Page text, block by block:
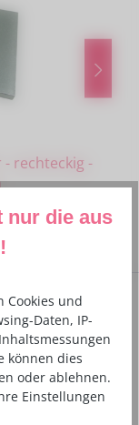
rechteckig -
unter folgender
nur die aus
Cookies und
Daten, IP-
können dies
oder ablehnen.
Einstellungen